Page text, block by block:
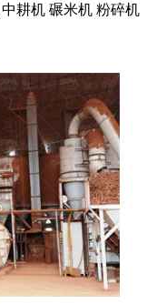
耕机 碾米机 粉碎机